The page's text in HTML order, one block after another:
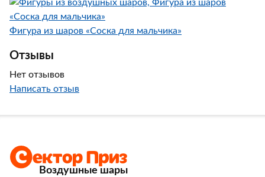
Фигура из шаров «Соска для мальчика»
Отзывы
Нет отзывов
Написать отзыв
Воздушные шары